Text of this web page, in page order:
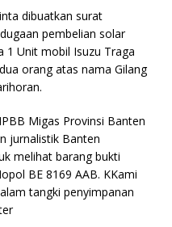
dibuatkan surat
pembelian solar
1 Unit mobil Isuzu Traga
orang atas nama Gilang
Migas Provinsi Banten
jurnalistik Banten
melihat barang bukti
BE 8169 AAB. KKami
tangki penyimpanan